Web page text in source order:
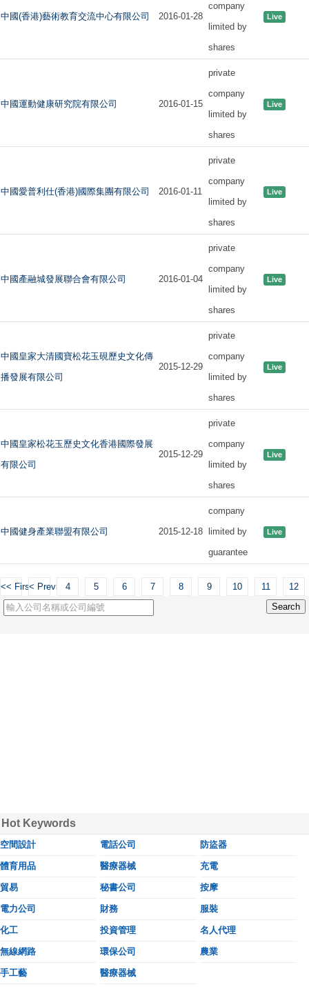
中國(香港)藝術教育交流中心有限公司 2016-01-28
company
limited by
shares
Live
中國運動健康研究院有限公司 2016-01-15
private
company
limited by
shares
Live
中國愛普利仕(香港)國際集團有限公司 2016-01-11
private
company
limited by
shares
Live
中國產融城發展聯合會有限公司 2016-01-04
private
company
limited by
shares
Live
中國皇家大清國寶松花玉硯歷史文化傳
播發展有限公司
2015-12-29
private
company
limited by
shares
Live
中國皇家松花玉歷史文化香港國際發展
有限公司
2015-12-29
private
company
limited by
shares
Live
中國健身產業聯盟有限公司 2015-12-18
company
limited by
guarantee
Live
<< First< Previous
4 5 6 7 8 9 10 11 12
Hot Keywords
空間設計 電話公司 防盜器
體育用品 醫療器械 充電
貿易 秘書公司 按摩
電力公司 財務 服裝
化工 投資管理 名人代理
無線網路 環保公司 農業
手工藝 醫療器械